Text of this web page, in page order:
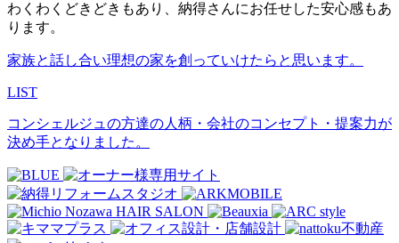
わくわくどきどきもあり、納得さんにお任せした安心感もあ
ります。
家族と話し合い理想の家を創っていけたらと思います。
LIST
コンシェルジュの方達の人柄・会社のコンセプト・提案力が
決め手となりました。